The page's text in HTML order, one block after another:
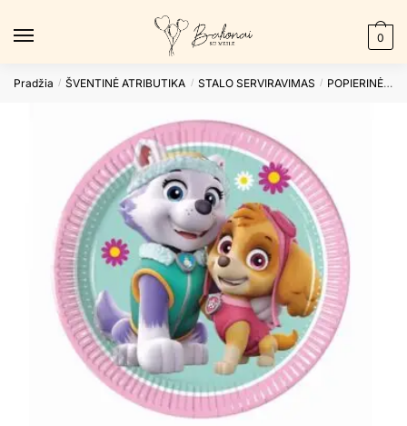
0
Pradžia / ŠVENTINĖ ATRIBUTIKA / STALO SERVIRAVIMAS / POPIERINĖS LĖKŠTUTĖS